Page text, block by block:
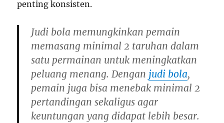
penting konsisten.
Judi bola memungkinkan pemain
memasang minimal 2 taruhan dalam
satu permainan untuk meningkatkan
peluang menang. Dengan judi bola,
pemain juga bisa menebak minimal 2
pertandingan sekaligus agar
keuntungan yang didapat lebih besar.